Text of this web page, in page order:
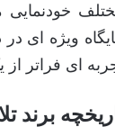
خودنمایی
ویژه ای
ای فراتر
برند